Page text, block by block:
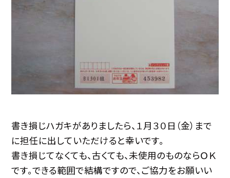
書き損じハガキがありましたら、１月３０日（金）まで
に担任に出していただけると幸いです。
書き損じてなくても、古くても、未使用のものならＯＫ
です。できる範囲で結構ですので、ご協力をお願いい